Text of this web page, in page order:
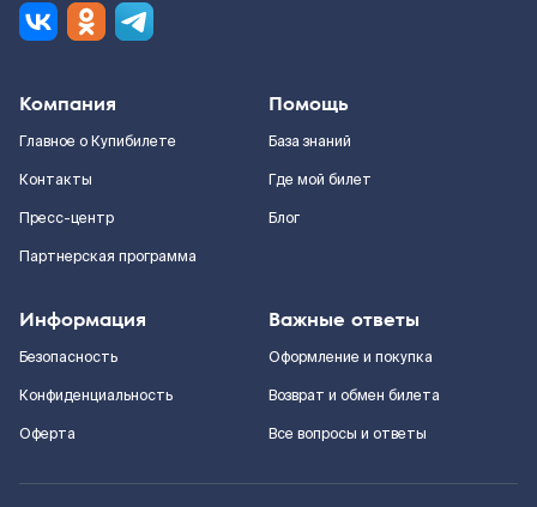
Компания
Главное о Купибилете
Контакты
Пресс-центр
Партнерская программа
Помощь
База знаний
Где мой билет
Блог
Информация
Безопасность
Конфиденциальность
Оферта
Важные ответы
Оформление и покупка
Возврат и обмен билета
Все вопросы и ответы